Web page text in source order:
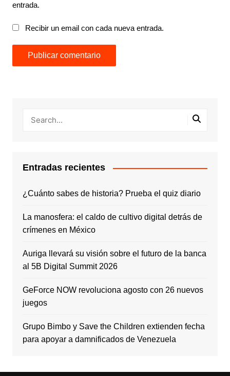
entrada.
Recibir un email con cada nueva entrada.
Entradas recientes
¿Cuánto sabes de historia? Prueba el quiz diario
La manosfera: el caldo de cultivo digital detrás de
crímenes en México
Auriga llevará su visión sobre el futuro de la banca
al 5B Digital Summit 2026
GeForce NOW revoluciona agosto con 26 nuevos
juegos
Grupo Bimbo y Save the Children extienden fecha
para apoyar a damnificados de Venezuela